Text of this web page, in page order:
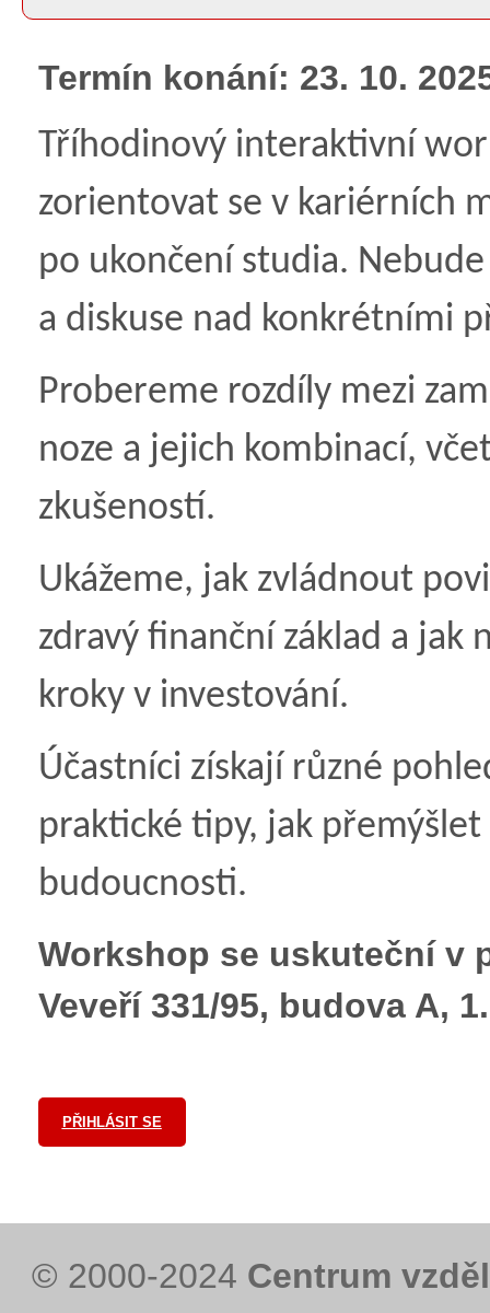
Termín konání: 23. 10.
Tříhodinový interaktivní
zorientovat se v kariérních
po ukončení studia.
a diskuse nad konkrétními
Probereme rozdíly mezi
noze a jejich kombinací,
zkušeností.
Ukážeme, jak zvládnout
zdravý finanční základ a jak
kroky v investování.
Účastníci získají různé
praktické tipy, jak
budoucnosti.
Workshop se uskuteční v
Veveří 331/95, budova A,
PŘIHLÁSIT SE
© 2000-2024 Centrum